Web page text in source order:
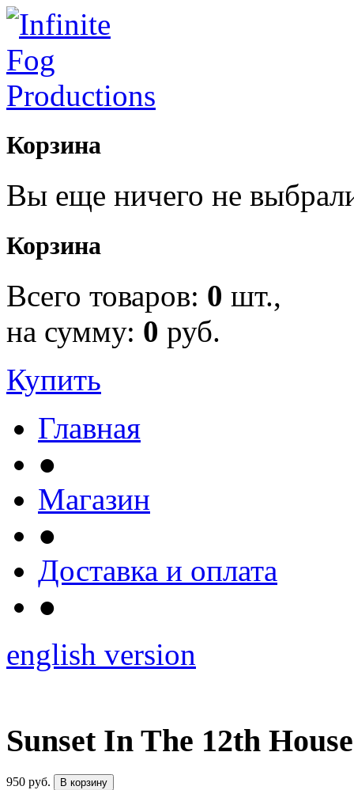
Корзина
Вы еще ничего не
Корзина
Всего товаров: 0 шт.,
на сумму: 0 руб.
Купить
Главная
●
Магазин
●
Доставка и оплата
●
english version
Sunset In The 12th
950 руб. В корзину